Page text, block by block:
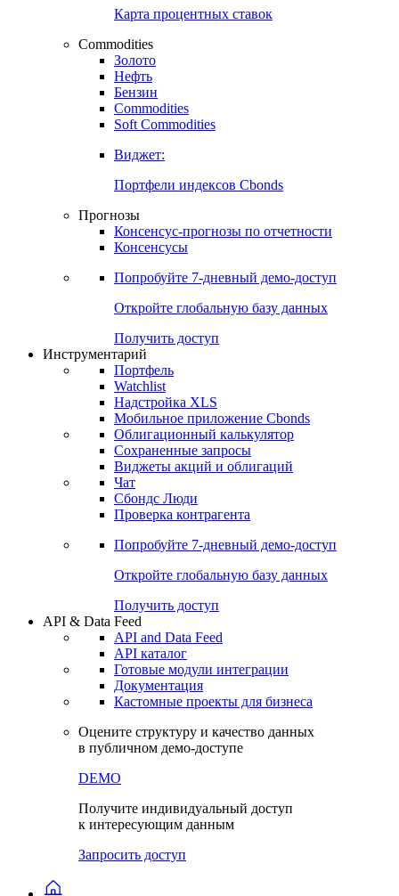
Росстат
Виджет:
Карта процентных ставок
Commodities
Золото
Бензин
Soft Commodities
Виджет:
Портфели индексов Cbonds
Прогнозы
Консенсусы
Попробуйте7-дневный
Откройте глобальную базу данных
Получить доступ
Инструментарий
Портфель
Watchlist
Надстройка XLS
Мобильное приложение Cbonds
Облигационный калькулятор
Сохраненные запросы
Чат
Проверка контрагента
Попробуйте7-дневный
Откройте глобальную базу данных
Получить доступ
API & Data Feed
API and Data Feed
Готовые модули интеграции
Документация
в публичном демо-доступе